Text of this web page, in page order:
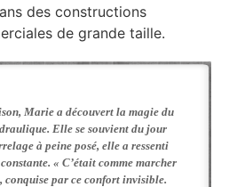
des constructions
de grande taille.
Marie a découvert la magie du
Elle se souvient du jour
à peine posé, elle a ressenti
« C’était comme marcher
conquise par ce confort invisible.